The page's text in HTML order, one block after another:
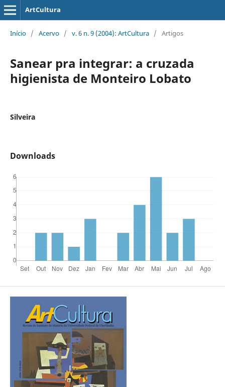
ArtCultura
Início / Acervo / v. 6 n. 9 (2004): ArtCultura / Artigos
Sanear pra integrar: a cruzada
higienista de Monteiro Lobato
Silveira
Downloads